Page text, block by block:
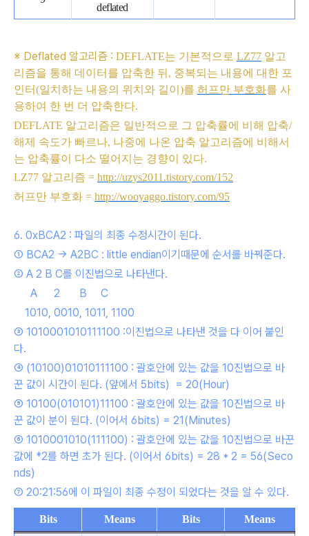
deflated
※ Deflated 알고리즘 : DEFLATE는 기본적으로 LZ77 알고
리즘을 통해 데이터를 압축한 뒤 , 중복되는 내용에 대한 포
인터(일치하는 내용의 위치와 길이 )를 허프만 부호화를 사
용하여 한 번 더 압축한다.
DEFLATE 알고리즘은 일반적으로 그 압축률에 비해 압축/
해제 속도가 빠르나, 나중에 나온 압축 알고리즘에 비해서
는 압축률이 다소 떨어지는 경향이 있다.
LZ77 알고리즘 = http://uzys2011.tistory.com/152
허프만 부호화 = http://wooyaggo.tistory.com/95
6. 0xBCA2 : 파일의 최종 수정시간이 된다.
① BCA2 -> A2BC : little endian이기때문에 순서를 바꿔준다.
② A 2 B C를 이진법으로 나타낸다.
A 2 B C
1010, 0010, 1011, 1100
③ 1010001010111100 :이진법으로 나타낸 것을 다 이어 붙인
다.
④ (10100)01010111100 : 괄호안에 있는 값을 10진법으로 바
꾼 값이 시간이 된다. (앞에서 5bits) = 20(Hour)
⑤ 10100(010101)11100 : 괄호안에 있는 값을 10진법으로 바
꾼 값이 분이 된다. (이어서 6bits) = 21(Minutes)
⑥ 1010001010(111100) : 괄호안에 있는 값을 10진법으로 바꾼
값에 *2를 하면 초가 된다. (이어서 6bits) = 28 * 2 = 56(Seco
nds)
⑦ 20:21:56에 이 파일이 최종 수정이 되었다는 것을 알 수 있다.
Bits Means Bits Means